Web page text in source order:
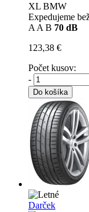
XL BMW
Expedujeme
A A B 70 dB
123,38 €
Počet kusov:
-
Do košíka
Darček